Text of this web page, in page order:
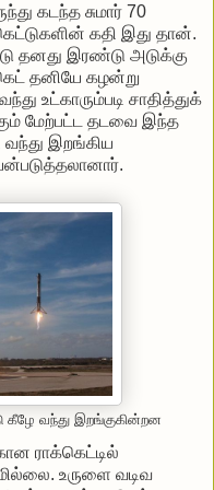
கடந்த சுமார் 70
கதி இது தான்.
தனது இரண்டு அடுக்கு
தனியே கழன்று
உட்காரும்படி சாதித்துக்
மேற்பட்ட தடவை இந்த
வந்து இறங்கிய
கீழே வந்து இறங்குகின்றன
ராக்கெட்டில்
உருளை வடிவ